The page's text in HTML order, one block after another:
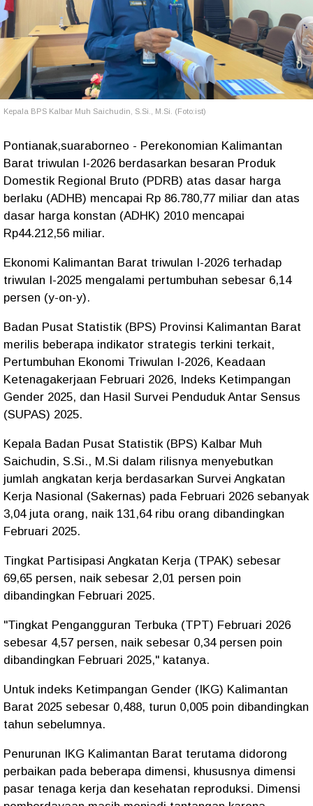
Kepala BPS Kalbar Muh Saichudin, S.Si., M.Si. (Foto:ist)
Pontianak,suaraborneo - Perekonomian Kalimantan
Barat triwulan I-2026 berdasarkan besaran Produk
Domestik Regional Bruto (PDRB) atas dasar harga
berlaku (ADHB) mencapai Rp 86.780,77 miliar dan atas
dasar harga konstan (ADHK) 2010 mencapai
Rp44.212,56 miliar.
Ekonomi Kalimantan Barat triwulan I-2026 terhadap
triwulan I-2025 mengalami pertumbuhan sebesar 6,14
persen (y-on-y).
Badan Pusat Statistik (BPS) Provinsi Kalimantan Barat
merilis beberapa indikator strategis terkini terkait,
Pertumbuhan Ekonomi Triwulan I-2026, Keadaan
Ketenagakerjaan Februari 2026, Indeks Ketimpangan
Gender 2025, dan Hasil Survei Penduduk Antar Sensus
(SUPAS) 2025.
Kepala Badan Pusat Statistik (BPS) Kalbar Muh
Saichudin, S.Si., M.Si dalam rilisnya menyebutkan
jumlah angkatan kerja berdasarkan Survei Angkatan
Kerja Nasional (Sakernas) pada Februari 2026 sebanyak
3,04 juta orang, naik 131,64 ribu orang dibandingkan
Februari 2025.
Tingkat Partisipasi Angkatan Kerja (TPAK) sebesar
69,65 persen, naik sebesar 2,01 persen poin
dibandingkan Februari 2025.
"Tingkat Pengangguran Terbuka (TPT) Februari 2026
sebesar 4,57 persen, naik sebesar 0,34 persen poin
dibandingkan Februari 2025," katanya.
Untuk indeks Ketimpangan Gender (IKG) Kalimantan
Barat 2025 sebesar 0,488, turun 0,005 poin dibandingkan
tahun sebelumnya.
Penurunan IKG Kalimantan Barat terutama didorong
perbaikan pada beberapa dimensi, khususnya dimensi
pasar tenaga kerja dan kesehatan reproduksi. Dimensi